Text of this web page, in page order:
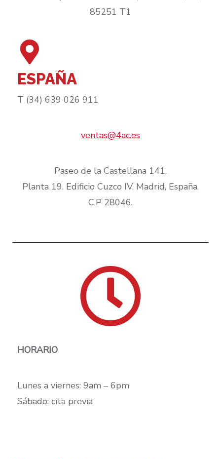
85251 T1
ESPAÑA
T (34) 639 026 911
ventas@4ac.es
Paseo de la Castellana 141.
Planta 19. Edificio Cuzco IV, Madrid, España,
C.P 28046.​
HORARIO
Lunes a viernes: 9am – 6pm
Sábado: cita previa